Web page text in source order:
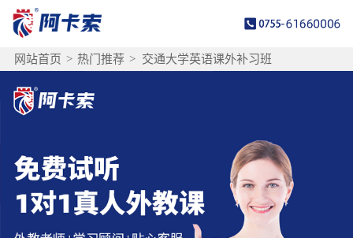
网站首页 > 热门推荐 > 交通大学英语课外补习班